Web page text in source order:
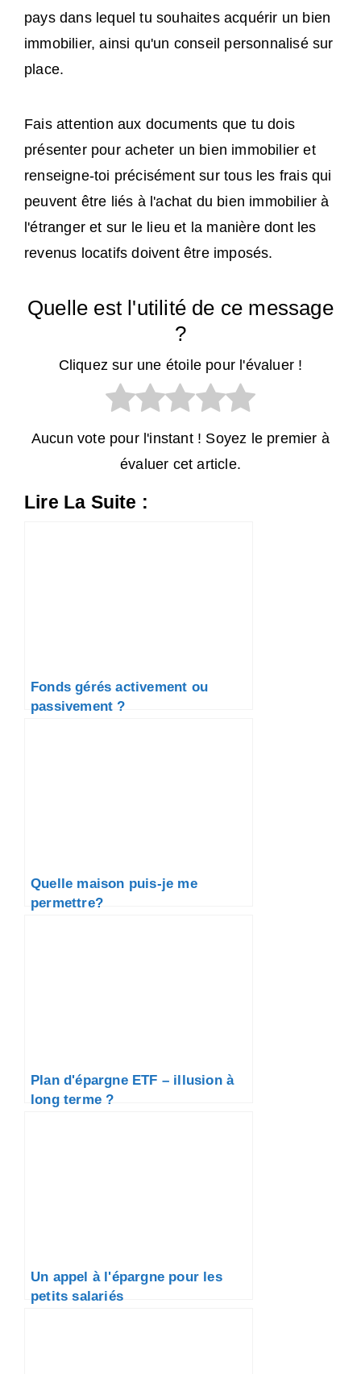
pays dans lequel tu souhaites acquérir un bien
immobilier, ainsi qu'un conseil personnalisé sur
place.
Fais attention aux documents que tu dois
présenter pour acheter un bien immobilier et
renseigne-toi précisément sur tous les frais qui
peuvent être liés à l'achat du bien immobilier à
l'étranger et sur le lieu et la manière dont les
revenus locatifs doivent être imposés.
Quelle est l'utilité de ce message
?
Cliquez sur une étoile pour l'évaluer !
Aucun vote pour l'instant ! Soyez le premier à
évaluer cet article.
Lire La Suite :
Fonds gérés activement ou
passivement ?
Quelle maison puis-je me
permettre?
Plan d'épargne ETF – illusion à
long terme ?
Un appel à l'épargne pour les
petits salariés